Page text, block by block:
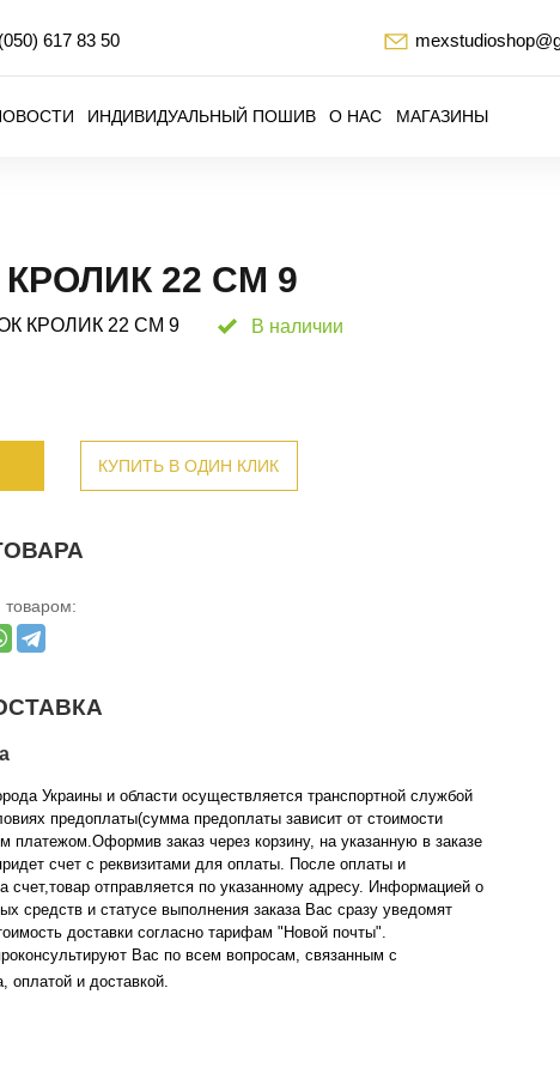
(050) 617 83 50
ИНДИВИДУАЛЬНЫЙ ПОШИВ О НАС МАГАЗИНЫ
22 СМ 9
КРОЛИК 22 СМ 9 В наличии
КУПИТЬ В ОДИН КЛИК
Украины и области осуществляется транспортной службой
предоплаты(сумма предоплаты зависит от стоимости
платежом.Оформив заказ через корзину, на указанную в заказе
счет с реквизитами для оплаты. После оплаты и
счет,товар отправляется по указанному адресу. Информацией о
средств и статусе выполнения заказа Вас сразу уведомят
доставки согласно тарифам "Новой почты".
Вас по всем вопросам, связанным с
оплатой и доставкой.